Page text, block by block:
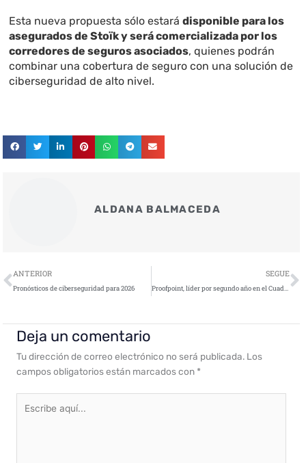
Esta nueva propuesta sólo estarádisponible para los
asegurados de Stoïk y será comercializada por los
corredores de seguros asociados, quienes podrán
combinar una cobertura de seguro con una solución de
ciberseguridad de alto nivel.
ALDANA BALMACEDA
Ant
ANTERIOR
Pronósticos de ciberseguridad para 2026
SEGUE
Proofpoint, líder por segundo año en el Cuadrante Mágico de Gartner 2025
Deja un comentario
Tu dirección de correo electrónico no será publicada. Los
campos obligatorios están marcados con *
aquí...